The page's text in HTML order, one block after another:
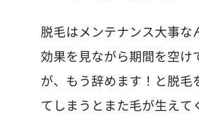
脱毛はメンテナンス大事
効果を見ながら期間を空け
が、もう辞めます！と脱毛
てしまうとまた毛が生えて